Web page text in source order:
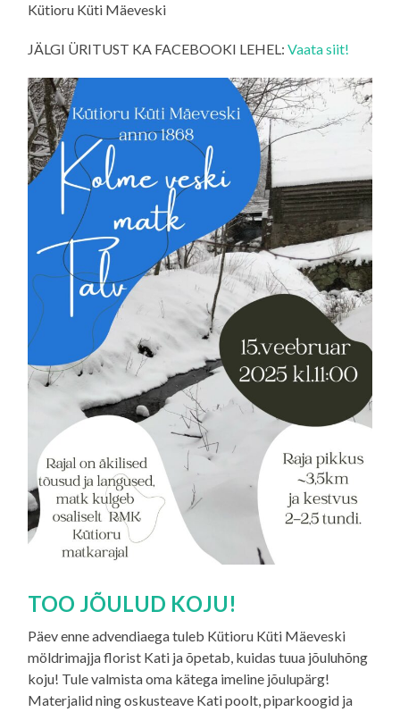
Kütioru Küti Mäeveski
JÄLGI ÜRITUST KA FACEBOOKI LEHEL:Vaata siit!
TOO JÕULUD KOJU!
Päev enne advendiaega tuleb Kütioru Küti Mäeveski
möldrimajja florist Kati ja õpetab, kuidas tuua jõuluhõng
koju! Tule valmista oma kätega imeline jõulupärg!
Materjalid ning oskusteave Kati poolt, piparkoogid ja